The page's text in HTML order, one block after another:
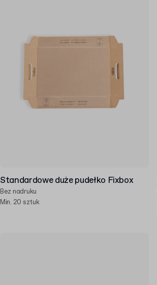
Standardowe duże pudełko Fixbox
Bez nadruku
Min. 20 sztuk